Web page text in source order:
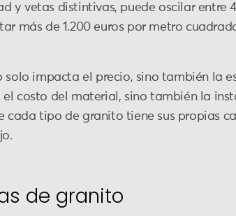
y vetas distintivas, puede oscilar entre
más de 1.200 euros por metro
solo impacta el precio, sino también la
costo del material, sino también la
tipo de granito tiene sus propias
de granito